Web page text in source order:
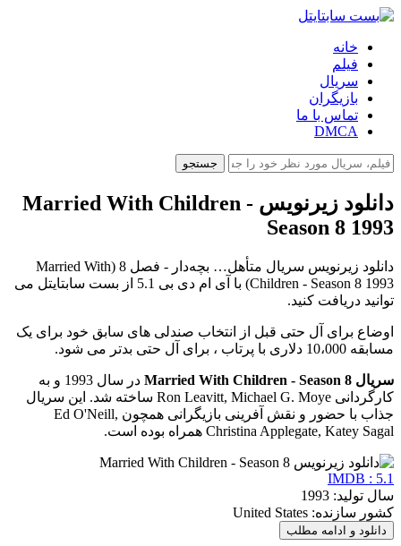
خانه
فیلم
سریال
بازیگران
تماس با ما
DMCA
جستجو
دانلود زیرنویس Married With Children -
Season 8 1993
دانلود زیرنویس سریال متأهل… بچه‌دار - فصل 8 (Married With
Children - Season 8 1993) با آی ام دی بی 5.1 از بست سابتایتل می
توانید دریافت کنید.
اوضاع برای آل حتی قبل از انتخاب صندلی های سابق خود برای یک
مسابقه 10،000 دلاری با پرتاب ، برای آل حتی بدتر می شود.
سریال Married With Children - Season 8
در سال 1993 و به
کارگردانی Ron Leavitt, Michael G. Moye ساخته شد. این سریال
جذاب با حضور و نقش آفرینی بازیگرانی همچون Ed O'Neill,
Christina Applegate, Katey Sagal همراه بوده است.
IMDB : 5.1
سال تولید: 1993
کشور سازنده: United States
دانلود و ادامه مطلب